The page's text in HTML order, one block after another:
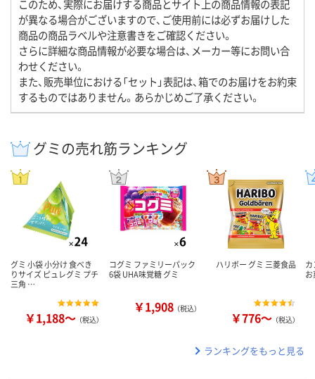
このため、実際にお届けする商品とサイト上の商品情報の表記
が異なる場合がございますので、ご使用前には必ずお届けした
商品の商品ラベルや注意書きをご確認ください。
さらに詳細な商品情報が必要な場合は、メーカー等にお問い合
わせください。
また、販売単位における「セット」表記は、箱でのお届けをお約束
するものではありません。あらかじめご了承ください。
グミの売れ筋ランキング
グミ 小袋 小分け 食べき
りサイズ ピュレグミ プチ
三角 …
￥1,188～ （税込）
コグミ ファミリーパック
6袋 UHA味覚糖 グミ
￥1,908 （税込）
ハリボー グミ 三菱食品
￥776～ （税込）
ランキングをもっと見る